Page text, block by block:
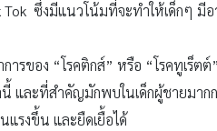
ซึ่งมีแนวโน้มที่จะทำให้เด็กๆ มีอ
รของ “โรคติกส์” หรือ “โรคทูเร็ต
นี้ และที่สำคัญมักพบในเด็กผู้ชายมา
แรงขึ้น และยืดเยื้อได้